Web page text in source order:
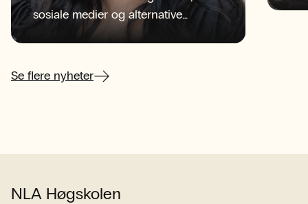
sosiale medier og alternative
informasjonskilder konkurrerer om
Se flere nyheter
NLA Høgskolen